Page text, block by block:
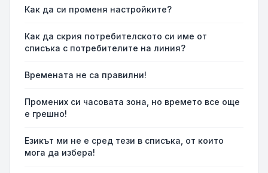
Как да си променя настройките?
Как да скрия потребителското си име от
списъка с потребителите на линия?
Времената не са правилни!
Промених си часовата зона, но времето все още
е грешно!
Езикът ми не е сред тези в списъка, от които
мога да избера!